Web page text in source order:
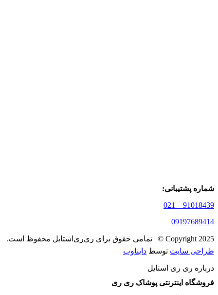
شماره پشتیبانی:
91018439 – 021
09197689414
Copyright 2025 © | تمامی حقوق برای ری‌ری‌استایل محفوظ است.
طراحی سایت توسط دایناوب
درباره ری ری استایل
فروشگاه اینترنتی پوشاک ری ری